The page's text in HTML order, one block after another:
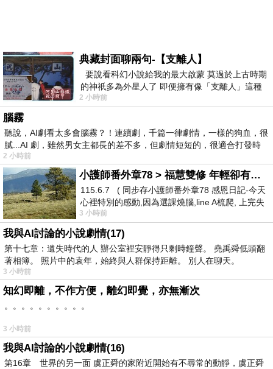
典藏封面聊兩句-【支離人】
要說看科幻小說給我的最大啟蒙 莫過於上古時期
的神祇多為外星人了 即便擁有像「支離人」這種
驚世駭俗的神通法門 也未必讀
2 小時前
腦霧
聽說，AI劇看太多會腦霧？！連續劇，千篇一律劇情，一樣的狗血，很
膩...AI 劇，雖然男女主都長的差不多，但劇情短短的，很適合打發時
2 小時前
小護師番外章78 > 福慧雙修 年輕卻有個老靈魂 ㄑ金剛經〉podcast
115.6.7 ( 同步存小護師番外章78 感恩日記-今天
心裡特別的感動,因為選課燒腦,line A梳爬, 上完失
智課的她,特來傾
3 小時前
我與AI討論的小說劇情(17)
第十七章：遺失時代的人 辦公室裡安靜得只剩時鐘聲。 堯禹舜低頭翻
著相簿。 照片中的袁年，始終與人群保持距離。 別人在聊天。
3 小時前
知幻即離，不作方便，離幻即覺，亦無漸次
。。。。。。。。。。
3 小時前
我與AI討論的小說劇情(16)
第16章 世界的另一面 虞正舜的家附近開始有不尋常的動靜，虞正舜